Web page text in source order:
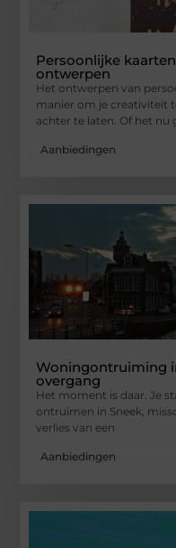
Persoonlijke
ontwerpen
Het ontwerpen van
manier om je creativiteit
achter te laten. Of het nu
Aanbiedingen
Woningontruiming
overgang
Het moment is daar. Je
ontruimen in Sneek,
verlies van een
Aanbiedingen